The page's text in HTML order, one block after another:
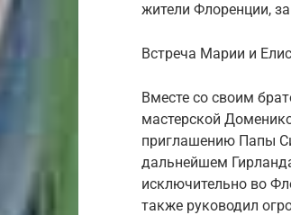
жители Флоренции,
Встреча Марии и
Вместе со своим
мастерской
приглашению Папы
дальнейшем
исключительно во
также руководил